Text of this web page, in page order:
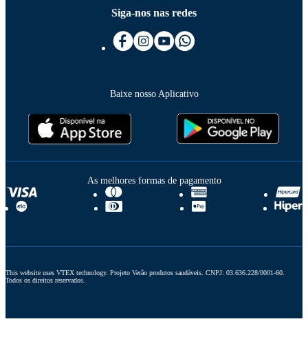
Siga-nos nas redes
Baixe nosso Aplicativo
As melhores formas de pagamento
This website uses VTEX technology. Projeto Verão produtos saudáveis. CNPJ: 03.636.228/0001-60.
Todos os direitos reservados.